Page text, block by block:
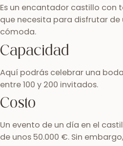
Es un encantador castillo con
que necesita para disfrutar de
cómoda.
Capacidad
Aquí podrás celebrar una
entre 100 y 200 invitados.
Costo
Un evento de un día en el
de unos 50.000 €. Sin